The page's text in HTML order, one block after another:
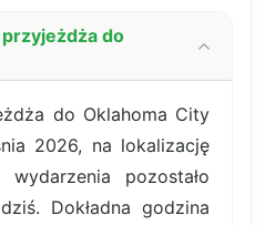
do
do Oklahoma City
2026, na lokalizację
pozostało
Dokładna godzina